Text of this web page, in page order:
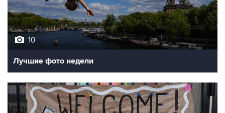
10
Лучшие фото недели